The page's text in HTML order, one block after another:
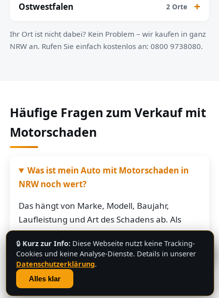
Ostwestfalen 2 Orte
Ihr Ort ist nicht dabei? Kein Problem – wir kaufen in ganz
NRW an. Rufen Sie einfach kostenlos an: 0800 9738080.
Häufige Fragen zum Verkauf mit
Motorschaden
Was ist mein Auto mit Motorschaden in
NRW noch wert?
Das hängt von Marke, Modell, Baujahr,
Laufleistung und Art des Schadens ab. Als
grobe Richtung: Fahrzeuge mit Motorschaden
bringen je nach Restwert der Karosserie und
der Teile oft noch mehrere hundert bis
mehrere tausend Euro. Schicken Sie uns die
Fahrzeugdaten – Sie bekommen von uns eine
💬
🔒 Kurz zur Info: Diese Webseite nutzt keine Tracking-
Cookies und keine Analyse-Dienste. Details in unserer
Datenschutzerklärung.
Alles klar